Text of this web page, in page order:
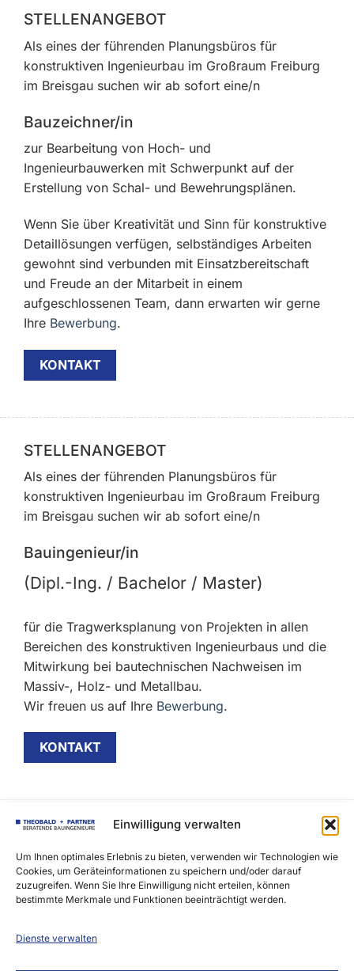
Einwilligung verwalten
Um Ihnen optimales Erlebnis zu bieten, verwenden wir Technologien wie
Cookies, um Geräteinformationen zu speichern und/oder darauf
zuzugreifen. Wenn Sie Ihre Einwilligung nicht erteilen, können
bestimmte Merkmale und Funktionen beeinträchtigt werden.
Dienste verwalten
STELLENANGEBOT
Als eines der führenden Planungsbüros für
konstruktiven Ingenieurbau im Großraum Freiburg
im Breisgau suchen wir ab sofort eine/n
Bauzeichner/in
zur Bearbeitung von Hoch- und
Ingenieurbauwerken mit Schwerpunkt auf der
Erstellung von Schal- und Bewehrungsplänen.
Wenn Sie über Kreativität und Sinn für konstruktive
Detaillösungen verfügen, selbständiges Arbeiten
gewohnt sind verbunden mit Einsatzbereitschaft
und Freude an der Mitarbeit in einem
aufgeschlossenen Team, dann erwarten wir gerne
Ihre Bewerbung.
KONTAKT
STELLENANGEBOT
Als eines der führenden Planungsbüros für
konstruktiven Ingenieurbau im Großraum Freiburg
im Breisgau suchen wir ab sofort eine/n
Bauingenieur/in
(Dipl.-Ing. / Bachelor / Master)
für die Tragwerksplanung von Projekten in allen
Bereichen des konstruktiven Ingenieurbaus und die
Mitwirkung bei bautechnischen Nachweisen im
Massiv-, Holz- und Metallbau.
Wir freuen us auf Ihre Bewerbung.
KONTAKT
THEOBALD + PARTNER INGENIEURE MBB
Alte Säge 1
79199 Kirchzarten
Fon: 07661-3967-0
info.fr@t-p-ing.de